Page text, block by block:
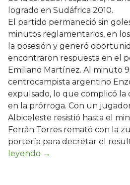
logrado en Sudáfrica 2010.
El partido permaneció sin
minutos reglamentarios, en
la posesión y generó
encontraron respuesta en el
Emiliano Martínez. Al minuto
centrocampista argentino
expulsado, lo que complicó la
en la prórroga. Con un
Albiceleste resistió hasta el
Ferrán Torres remató con la
portería para decretar el